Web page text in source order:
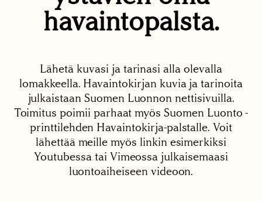
havaintopalsta.
Lähetä kuvasi ja tarinasi alla olevalla
lomakkeella. Havaintokirjan kuvia ja tarinoita
julkaistaan Suomen Luonnon nettisivuilla.
Toimitus poimii parhaat myös Suomen Luonto -
printtilehden Havaintokirja-palstalle. Voit
lähettää meille myös linkin esimerkiksi
Youtubessa tai Vimeossa julkaisemaasi
luontoaiheiseen videoon.